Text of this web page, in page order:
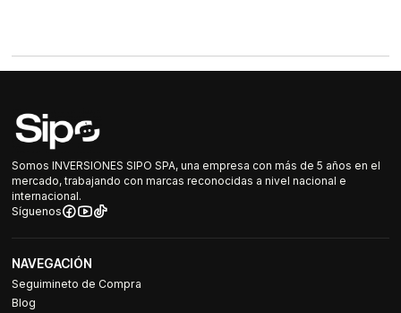
Somos INVERSIONES SIPO SPA, una empresa con más de 5 años en el
mercado, trabajando con marcas reconocidas a nivel nacional e
internacional.
Síguenos
NAVEGACIÓN
Seguimineto de Compra
Blog